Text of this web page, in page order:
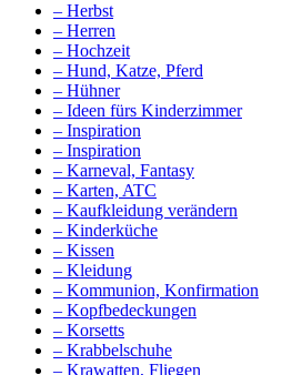
– Herbst
– Herren
– Hochzeit
– Hund, Katze, Pferd
– Hühner
– Ideen fürs Kinderzimmer
– Inspiration
– Inspiration
– Karneval, Fantasy
– Karten, ATC
– Kaufkleidung verändern
– Kinderküche
– Kissen
– Kleidung
– Kommunion, Konfirmation
– Kopfbedeckungen
– Korsetts
– Krabbelschuhe
– Krawatten, Fliegen